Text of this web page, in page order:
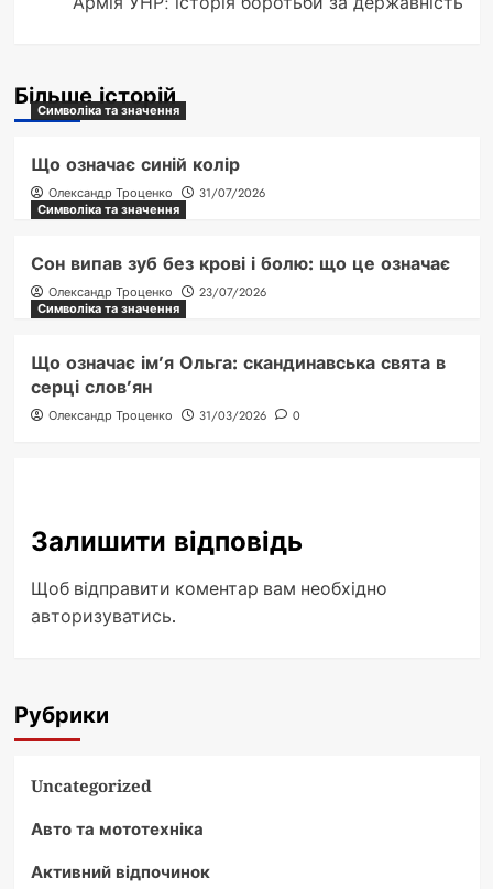
Більше історій
Символіка та значення
Що означає синій колір
Олександр Троценко
31/07/2026
Символіка та значення
Сон випав зуб без крові і болю: що це означає
Олександр Троценко
23/07/2026
Символіка та значення
Що означає ім’я Ольга: скандинавська свята в
серці слов’ян
Олександр Троценко 31/03/2026 0
Залишити відповідь
Щоб відправити коментар вам необхідно
авторизуватись.
Рубрики
Uncategorized
Авто та мототехніка
Активний відпочинок